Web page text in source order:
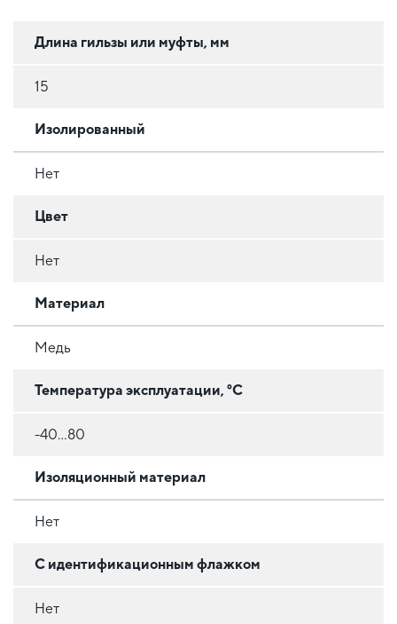
Длина гильзы или муфты, мм
15
Изолированный
Нет
Цвет
Нет
Материал
Медь
Температура эксплуатации, °C
-40...80
Изоляционный материал
Нет
С идентификационным флажком
Нет